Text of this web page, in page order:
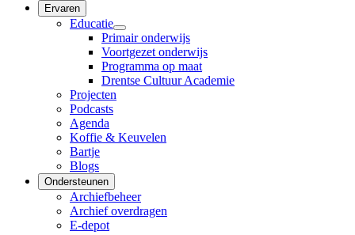
Ervaren
Educatie
Primair onderwijs
Voortgezet onderwijs
Programma op maat
Drentse Cultuur Academie
Projecten
Podcasts
Agenda
Koffie & Keuvelen
Bartje
Blogs
Ondersteunen
Archiefbeheer
Archief overdragen
E-depot